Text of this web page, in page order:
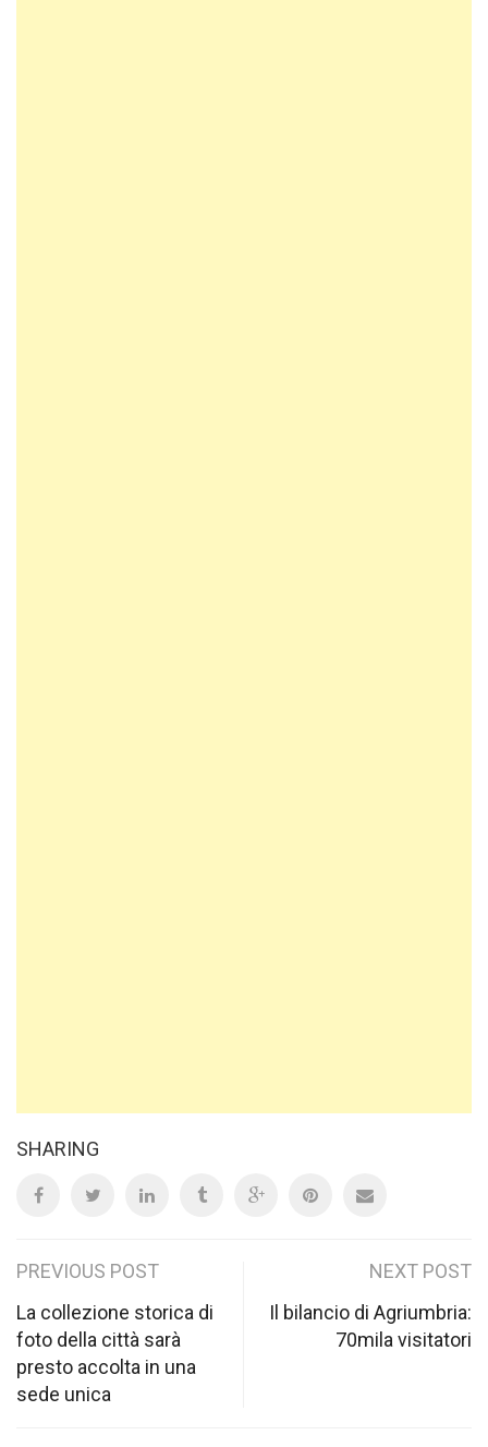
SHARING
Post
navigation
PREVIOUS POST
La collezione storica di
foto della città sarà
presto accolta in una
sede unica
NEXT POST
Il bilancio di Agriumbria:
70mila visitatori